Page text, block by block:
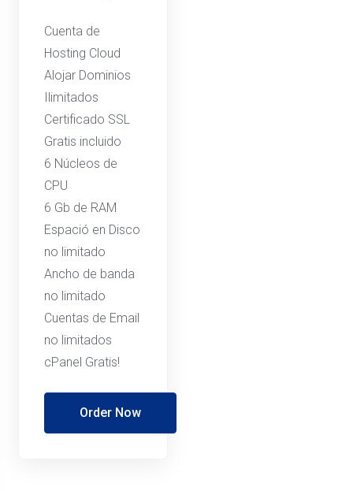
Cuenta de
Hosting Cloud
Alojar Dominios
Ilimitados
Certificado SSL
Gratis incluido
6 Núcleos de
CPU
6 Gb de RAM
Espació en Disco
no limitado
Ancho de banda
no limitado
Cuentas de Email
no limitados
cPanel Gratis!
Order Now